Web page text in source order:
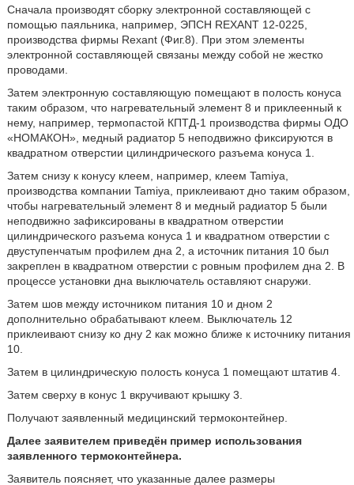
Сначала производят сборку электронной составляющей с
помощью паяльника, например, ЭПСН REXANT 12-0225,
производства фирмы Rexant (Фиг.8). При этом элементы
электронной составляющей связаны между собой не жестко
проводами.
Затем электронную составляющую помещают в полость конуса
таким образом, что нагревательный элемент 8 и приклеенный к
нему, например, термопастой КПТД-1 производства фирмы ОДО
«НОМАКОН», медный радиатор 5 неподвижно фиксируются в
квадратном отверстии цилиндрического разъема конуса 1.
Затем снизу к конусу клеем, например, клеем Tamiya,
производства компании Tamiya, приклеивают дно таким образом,
чтобы нагревательный элемент 8 и медный радиатор 5 были
неподвижно зафиксированы в квадратном отверстии
цилиндрического разъема конуса 1 и квадратном отверстии с
двуступенчатым профилем дна 2, а источник питания 10 был
закреплен в квадратном отверстии с ровным профилем дна 2. В
процессе установки дна выключатель оставляют снаружи.
Затем шов между источником питания 10 и дном 2
дополнительно обрабатывают клеем. Выключатель 12
приклеивают снизу ко дну 2 как можно ближе к источнику питания
10.
Затем в цилиндрическую полость конуса 1 помещают штатив 4.
Затем сверху в конус 1 вкручивают крышку 3.
Получают заявленный медицинский термоконтейнер.
Далее заявителем приведён пример использования
заявленного термоконтейнера.
Заявитель поясняет, что указанные далее размеры